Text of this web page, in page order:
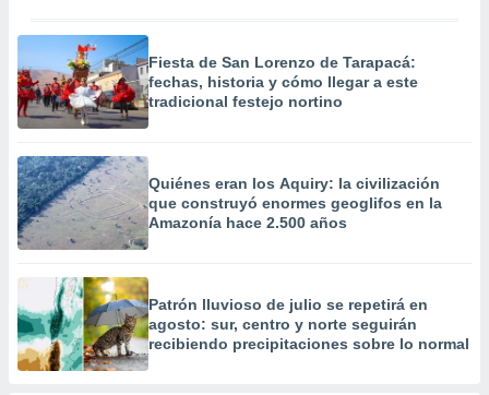
Fiesta de San Lorenzo de Tarapacá:
fechas, historia y cómo llegar a este
tradicional festejo nortino
Quiénes eran los Aquiry: la civilización
que construyó enormes geoglifos en la
Amazonía hace 2.500 años
Patrón lluvioso de julio se repetirá en
agosto: sur, centro y norte seguirán
recibiendo precipitaciones sobre lo normal